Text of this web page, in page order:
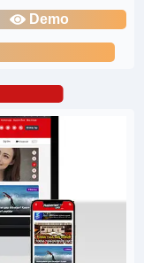
Demo